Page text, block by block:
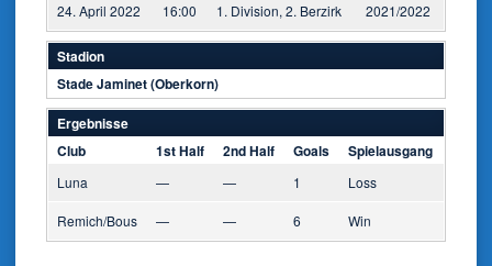
24. April 2022 16:00 1. Division, 2. Berzirk 2021/2022
Stadion
Stade Jaminet (Oberkorn)
Ergebnisse
Club
1st Half 2nd Half Goals Spielausgang
Luna — — 1 Loss
Remich/Bous — — 6 Win